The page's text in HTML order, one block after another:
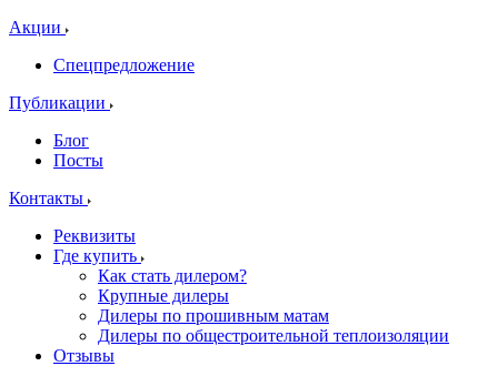
Акции
Спецпредложение
Публикации
Блог
Посты
Контакты
Реквизиты
Где купить
Как стать дилером?
Крупные дилеры
Дилеры по прошивным матам
Дилеры по общестроительной теплоизоляции
Отзывы